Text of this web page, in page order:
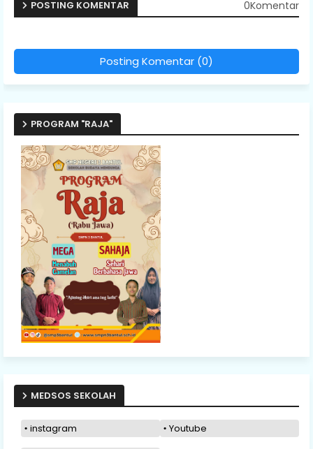
POSTING KOMENTAR 0Komentar
Posting Komentar (0)
PROGRAM "RAJA"
MEDSOS SEKOLAH
instagram Youtube